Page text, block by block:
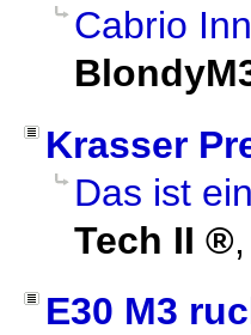
Cabrio
Krasser
Das ist
Tech II
,
E30 M3